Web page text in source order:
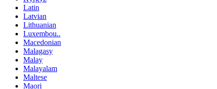
Latin
Latvian
Lithuanian
Luxembou..
Macedonian
Malagasy
Malay
Malayalam
Maltese
Maori